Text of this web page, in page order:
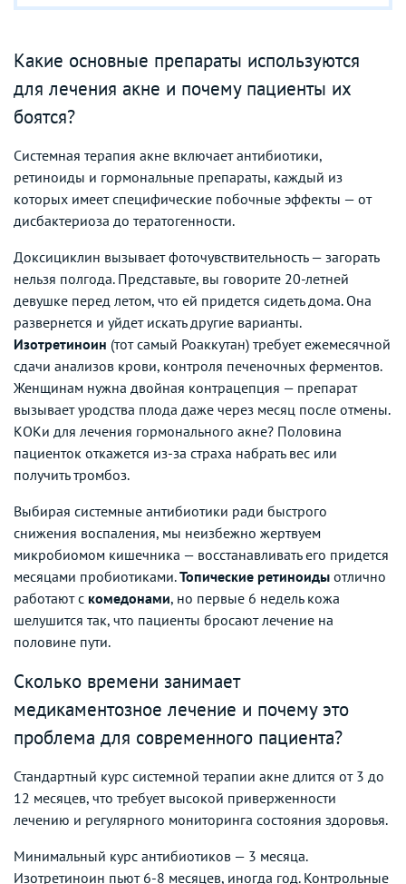
Какие основные препараты используются
для лечения акне и почему пациенты их
боятся?
Системная терапия акне включает антибиотики,
ретиноиды и гормональные препараты, каждый из
которых имеет специфические побочные эффекты — от
дисбактериоза до тератогенности.
Доксициклин вызывает фоточувствительность — загорать
нельзя полгода. Представьте, вы говорите 20-летней
девушке перед летом, что ей придется сидеть дома. Она
развернется и уйдет искать другие варианты.
Изотретиноин (тот самый Роаккутан) требует ежемесячной
сдачи анализов крови, контроля печеночных ферментов.
Женщинам нужна двойная контрацепция — препарат
вызывает уродства плода даже через месяц после отмены.
КОКи для лечения гормонального акне? Половина
пациенток откажется из-за страха набрать вес или
получить тромбоз.
Выбирая системные антибиотики ради быстрого
снижения воспаления, мы неизбежно жертвуем
микробиомом кишечника — восстанавливать его придется
месяцами пробиотиками.Топические ретиноиды отлично
работают с комедонами, но первые 6 недель кожа
шелушится так, что пациенты бросают лечение на
половине пути.
Сколько времени занимает
медикаментозное лечение и почему это
проблема для современного пациента?
Стандартный курс системной терапии акне длится от 3 до
12 месяцев, что требует высокой приверженности
лечению и регулярного мониторинга состояния здоровья.
Минимальный курс антибиотиков — 3 месяца.
Изотретиноин пьют 6-8 месяцев, иногда год. Контрольные